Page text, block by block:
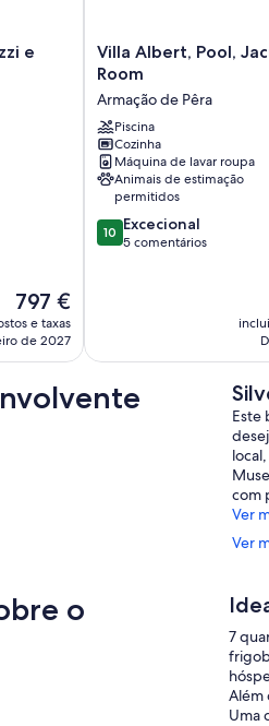
e
O
preço
atual
797 €
e taxas
de 2027
Villa
Albert,
Jacuzzi,
Games
Room
Armação
de
Pêra
Villa Albert, Pool,
Room
Armação de Pêra
Piscina
Cozinha
Máquina de lavar roupa
Animais de estimação
permitidos
Pontuação
de
10,
5
10 Excecional
5 comentários
Este
com
Ver
Ver
o
7
Além
Uma